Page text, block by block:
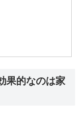
果的なのは家